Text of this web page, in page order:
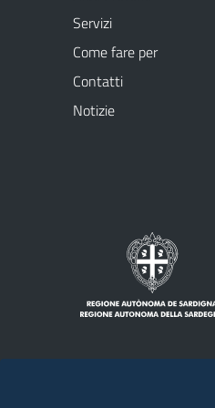
Servizi
Come fare per
Contatti
Notizie